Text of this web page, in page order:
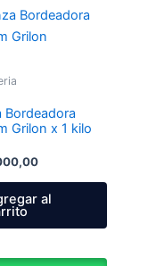
Bordeadora
Grilon x 1 kilo
al